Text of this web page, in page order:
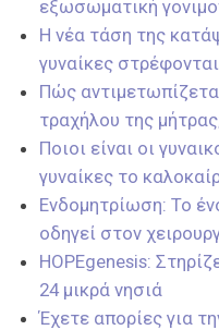
εξωσωματική
Η νέα τάση της
γυναίκες
Πώς
τραχήλου της
Ποιοι είναι οι
γυναίκες το
Ενδομητρίωση: Το
οδηγεί στον
HOPEgenesis:
24 μικρά νησιά
Έχετε απορίες για